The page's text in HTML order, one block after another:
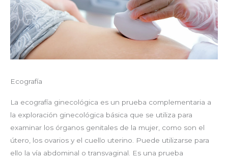
Ecografía
La ecografía ginecológica es un prueba complementaria a
la exploración ginecológica básica que se utiliza para
examinar los órganos genitales de la mujer, como son el
útero, los ovarios y el cuello uterino. Puede utilizarse para
ello la vía abdominal o transvaginal. Es una prueba